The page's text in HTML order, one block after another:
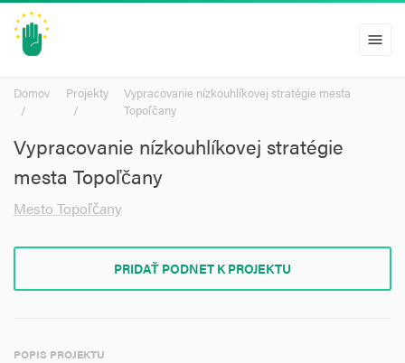
menu
Domov Projekty
Vypracovanie nízkouhlíkovej stratégie mesta
Topoľčany
Vypracovanie nízkouhlíkovej stratégie
mesta Topoľčany
Mesto Topoľčany
PRIDAŤ PODNET K PROJEKTU
POPIS PROJEKTU